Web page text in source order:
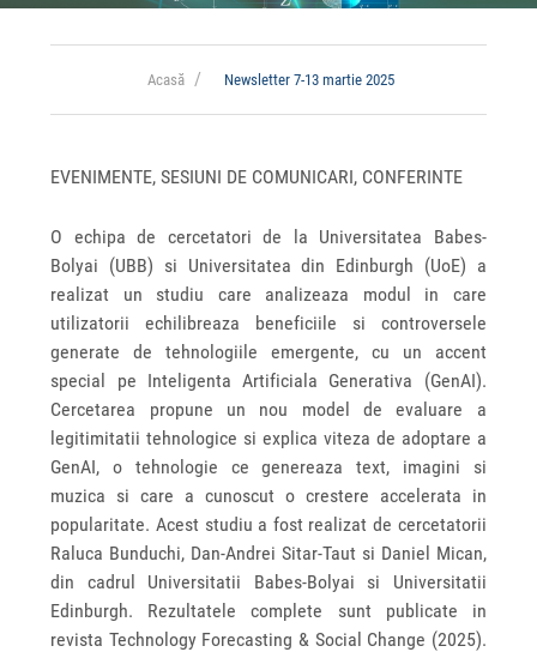
Acasă Newsletter 7-13 martie 2025
EVENIMENTE, SESIUNI DE COMUNICARI, CONFERINTE
O echipa de cercetatori de la Universitatea Babes-
Bolyai (UBB) si Universitatea din Edinburgh (UoE) a
realizat un studiu care analizeaza modul in care
utilizatorii echilibreaza beneficiile si controversele
generate de tehnologiile emergente, cu un accent
special pe Inteligenta Artificiala Generativa (GenAI).
Cercetarea propune un nou model de evaluare a
legitimitatii tehnologice si explica viteza de adoptare a
GenAI, o tehnologie ce genereaza text, imagini si
muzica si care a cunoscut o crestere accelerata in
popularitate. Acest studiu a fost realizat de cercetatorii
Raluca Bunduchi, Dan-Andrei Sitar-Taut si Daniel Mican,
din cadrul Universitatii Babes-Bolyai si Universitatii
Edinburgh. Rezultatele complete sunt publicate in
revista Technology Forecasting & Social Change (2025).